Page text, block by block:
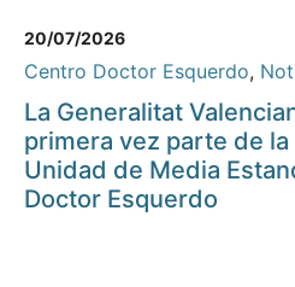
20/07/2026
Centro Doctor Esquerdo,
La Generalitat
primera vez parte de
Unidad de Media
Doctor Esquerdo